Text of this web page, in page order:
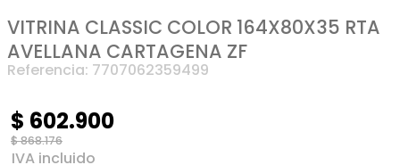
VITRINA CLASSIC COLOR 164X80X35 RTA
AVELLANA CARTAGENA ZF
Referencia: 7707062359499
$868.176
$ 602.900